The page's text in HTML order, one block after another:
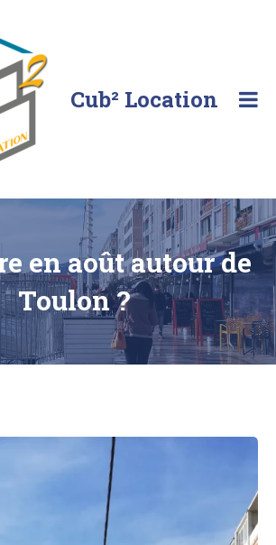
Cub² Location
en août autour de
Toulon ?